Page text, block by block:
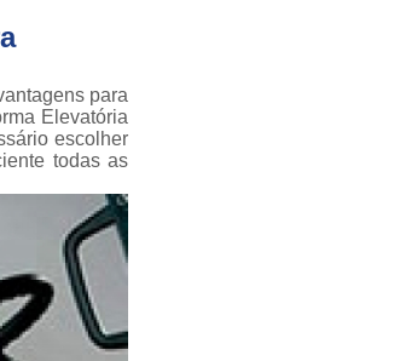
Manual
Toyota
Industrial
Conserto para Empilhadeira Trilateral
Conserto de Empilhadeira Elétrica Articulada
de Empilhadeira Elétrica de Contrapeso
de Empilhadeira Elétrica Hangcha
Conserto de Empilhadeira Elétrica Locação
para
Elevatória
escolher
todas as